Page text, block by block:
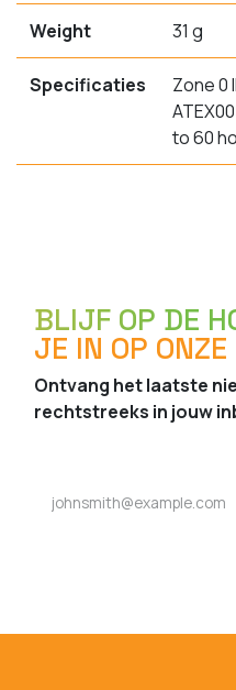
Weight 31 g
Specificaties
Zone 0
to 60
BLIJF OP DE
JE IN OP
Ontvang het laatste
rechtstreeks in jouw